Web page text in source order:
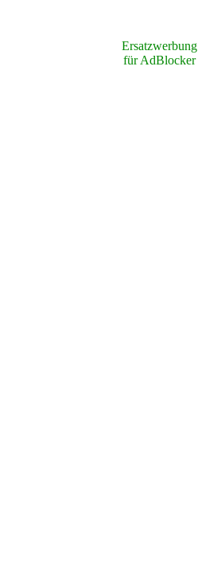
Ersatzwerbung
für AdBlocker